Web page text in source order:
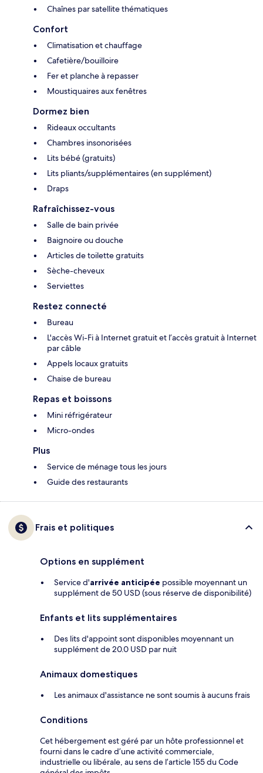
Chaînes par satellite thématiques
Confort
Climatisation et chauffage
Cafetière/bouilloire
Fer et planche à repasser
Moustiquaires aux fenêtres
Dormez bien
Rideaux occultants
Chambres insonorisées
Lits bébé (gratuits)
Lits pliants/supplémentaires (en supplément)
Draps
Rafraîchissez-vous
Salle de bain privée
Baignoire ou douche
Articles de toilette gratuits
Sèche-cheveux
Serviettes
Restez connecté
Bureau
L'accès Wi-Fi à Internet gratuit et l’accès gratuit à Internet
par câble
Appels locaux gratuits
Chaise de bureau
Repas et boissons
Mini réfrigérateur
Micro-ondes
Plus
Service de ménage tous les jours
Guide des restaurants
Frais et politiques
Options en supplément
Service d'arrivée anticipée possible moyennant un
supplément de 50 USD (sous réserve de disponibilité)
Enfants et lits supplémentaires
Des lits d'appoint sont disponibles moyennant un
supplément de 20.0 USD par nuit
Animaux domestiques
Les animaux d'assistance ne sont soumis à aucuns frais
Conditions
Cet hébergement est géré par un hôte professionnel et
fourni dans le cadre d’une activité commerciale,
industrielle ou libérale, au sens de l’article 155 du Code